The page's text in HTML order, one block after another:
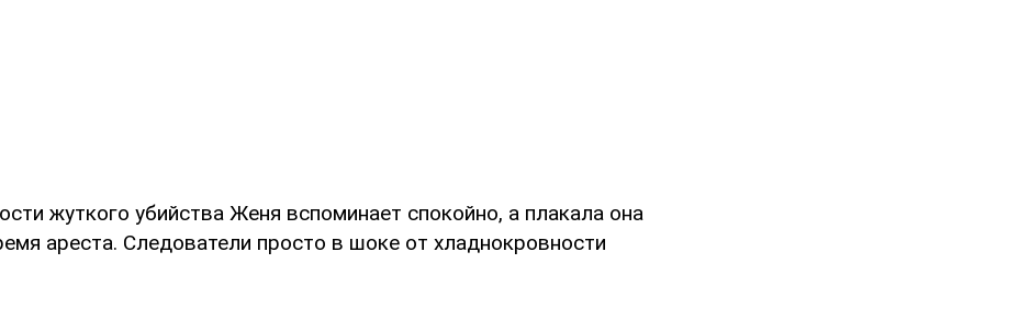
жуткого убийства Женя вспоминает спокойно, а плакала она
ареста. Следователи просто в шоке от хладнокровности